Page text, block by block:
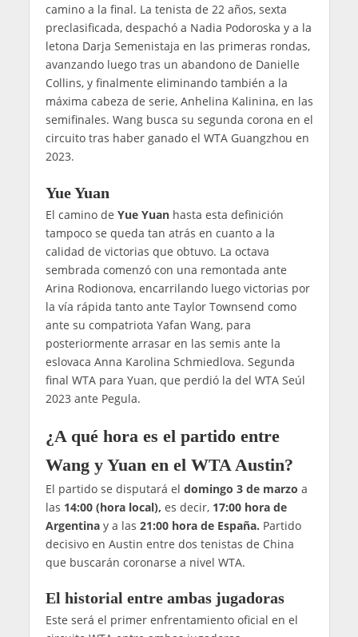
camino a la final. La tenista de 22 años, sexta
preclasificada, despachó a Nadia Podoroska y a la
letona Darja Semenistaja en las primeras rondas,
avanzando luego tras un abandono de Danielle
Collins, y finalmente eliminando también a la
máxima cabeza de serie, Anhelina Kalinina, en las
semifinales. Wang busca su segunda corona en el
circuito tras haber ganado el WTA Guangzhou en
2023.
Yue Yuan
El camino de Yue Yuanhasta esta definición
tampoco se queda tan atrás en cuanto a la
calidad de victorias que obtuvo. La octava
sembrada comenzó con una remontada ante
Arina Rodionova, encarrilando luego victorias por
la vía rápida tanto ante Taylor Townsend como
ante su compatriota Yafan Wang, para
posteriormente arrasar en las semis ante la
eslovaca Anna Karolina Schmiedlova. Segunda
final WTA para Yuan, que perdió la del WTA Seúl
2023 ante Pegula.
¿A qué hora es el partido entre
Wang y Yuan en el WTA Austin?
El partido se disputará el domingo 3 de marzo a
las 14:00 (hora local), es decir, 17:00 hora de
Argentinay a las 21:00 hora de España. Partido
decisivo en Austin entre dos tenistas de China
que buscarán coronarse a nivel WTA.
El historial entre ambas jugadoras
Este será el primer enfrentamiento oficial en el